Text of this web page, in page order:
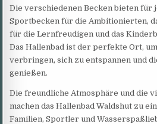
Die verschiedenen Becken bieten für
Sportbecken für die Ambitionierten,
für die Lernfreudigen und das
Das Hallenbad ist der perfekte Ort,
verbringen, sich zu entspannen und
genießen.
Die freundliche Atmosphäre und die
machen das Hallenbad Waldshut zu
Familien, Sportler und